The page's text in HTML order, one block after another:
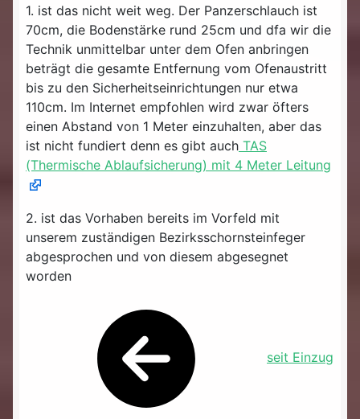
1. ist das nicht weit weg. Der Panzerschlauch ist
70cm, die Bodenstärke rund 25cm und dfa wir die
Technik unmittelbar unter dem Ofen anbringen
beträgt die gesamte Entfernung vom Ofenaustritt
bis zu den Sicherheitseinrichtungen nur etwa
110cm. Im Internet empfohlen wird zwar öfters
einen Abstand von 1 Meter einzuhalten, aber das
ist nicht fundiert denn es gibt auch TAS
(Thermische Ablaufsicherung) mit 4 Meter Leitung
2. ist das Vorhaben bereits im Vorfeld mit
unserem zuständigen Bezirksschornsteinfeger
abgesprochen und von diesem abgesegnet
worden
seit Einzug